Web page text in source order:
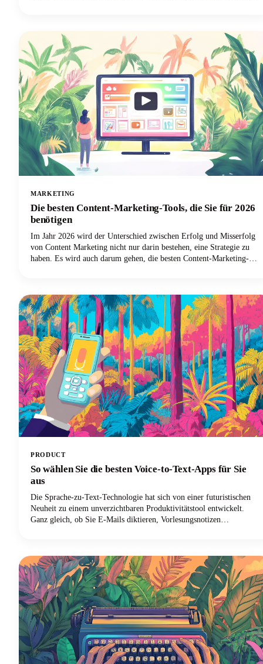
Namen zu erstellen, der einprägsam, auffindbar und perfekt zu Ihrer
Marke passt.
MARKETING
Die besten Content-Marketing-Tools, die Sie für 2026
benötigen
Im Jahr 2026 wird der Unterschied zwischen Erfolg und Misserfolg
von Content Marketing nicht nur darin bestehen, eine Strategie zu
haben. Es wird auch darum gehen, die besten Content-Marketing-
PRODUCT
So wählen Sie die besten Voice-to-Text-Apps für Sie
aus
Die Sprache-zu-Text-Technologie hat sich von einer futuristischen
Neuheit zu einem unverzichtbaren Produktivitätstool entwickelt.
Ganz gleich, ob Sie E-Mails diktieren, Vorlesungsnotizen